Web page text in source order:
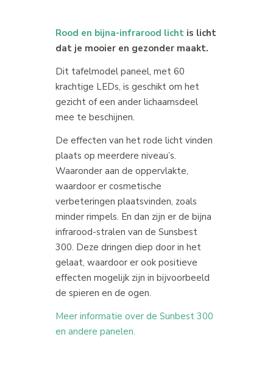
Rood en bijna-infrarood licht is licht
dat je mooier en gezonder maakt.
Dit tafelmodel paneel, met 60
krachtige LEDs, is geschikt om het
gezicht of een ander lichaamsdeel
mee te beschijnen.
De effecten van het rode licht vinden
plaats op meerdere niveau’s.
Waaronder aan de oppervlakte,
waardoor er cosmetische
verbeteringen plaatsvinden, zoals
minder rimpels. En dan zijn er de bijna
infrarood-stralen van de Sunsbest
300. Deze dringen diep door in het
gelaat, waardoor er ook positieve
effecten mogelijk zijn in bijvoorbeeld
de spieren en de ogen.
Meer informatie over de Sunbest 300
en andere panelen.